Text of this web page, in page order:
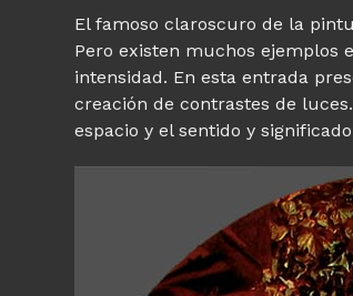
El famoso claroscuro de la
Pero existen muchos ejemplos
intensidad. En esta entrada
creación de contrastes de
espacio y el sentido y